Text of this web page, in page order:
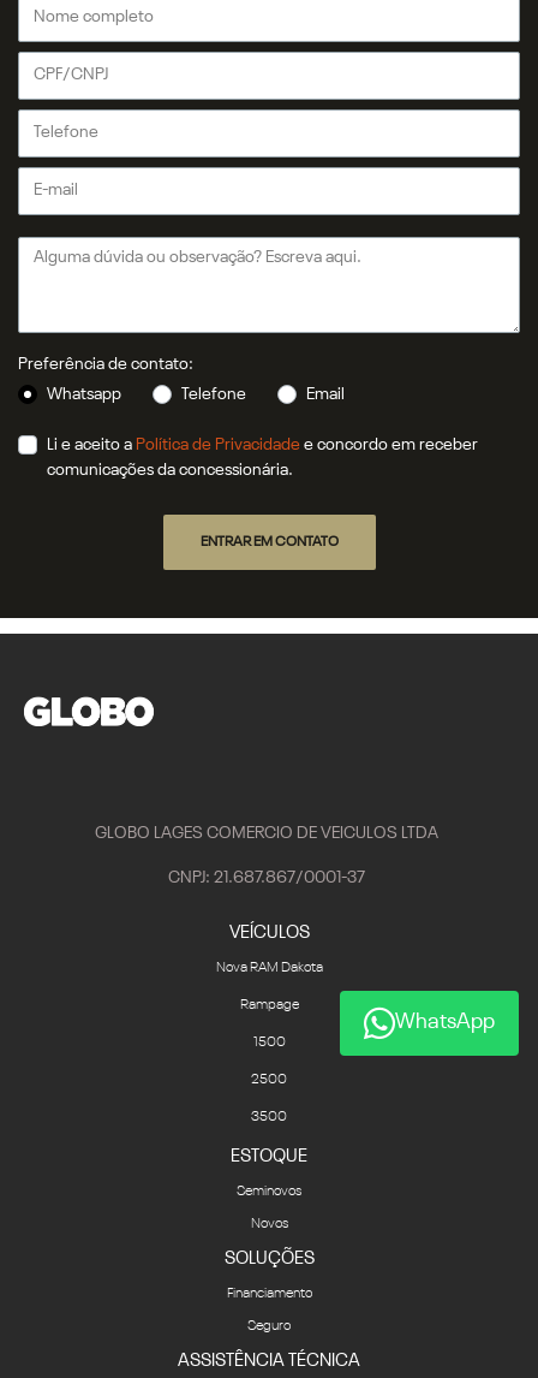
Preferência de contato:
Whatsapp
Telefone Email
Li e aceito a Política de Privacidade e concordo em receber
comunicações da concessionária.
ENTRAR EM CONTATO
GLOBO LAGES COMERCIO DE VEICULOS LTDA
CNPJ: 21.687.867/0001-37
VEÍCULOS
Nova RAM Dakota
Rampage
1500
2500
3500
ESTOQUE
Seminovos
Novos
SOLUÇÕES
Financiamento
Seguro
ASSISTÊNCIA TÉCNICA
WhatsApp